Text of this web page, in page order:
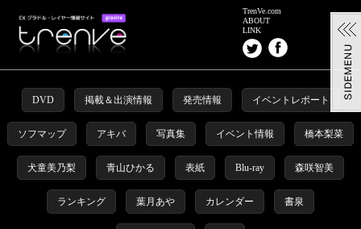
TrenVe.com
ABOUT
LINK
DVD 掲載＆出演情報 発売情報 イベントレポート
ソフマップ アキバ 写真集 イベント情報 橋本梨菜
犬童美乃梨 青山ひかる 表紙 Blu-ray 森咲智美
ランキング 葉月あや カレンダー 書泉